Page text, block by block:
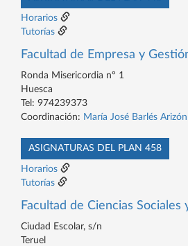
Horarios
Tutorías
Facultad de Empresa y
Ronda Misericordia nº 1
Huesca
Tel: 974239373
Coordinación: María José Barlés Arizón
ASIGNATURAS DEL PLAN 458
Horarios
Tutorías
Facultad de Ciencias Sociales
Ciudad Escolar, s/n
Teruel